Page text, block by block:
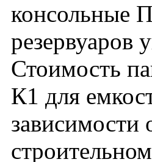
консольные
резервуаров
Стоимость
К1 для
зависимости